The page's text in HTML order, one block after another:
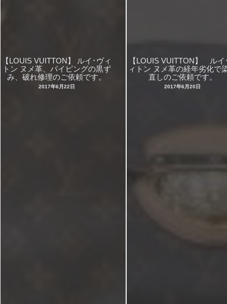
【LOUIS VUITTON】 ルイ･ヴィ
トン ヌメ革、パイピングの黒ず
み、破れ修理のご依頼です。
2017年6月22日
【LOUIS VUITTON】 ルイ
ィトン ヌメ革の経年劣化で
直しのご依頼です。
2017年6月20日